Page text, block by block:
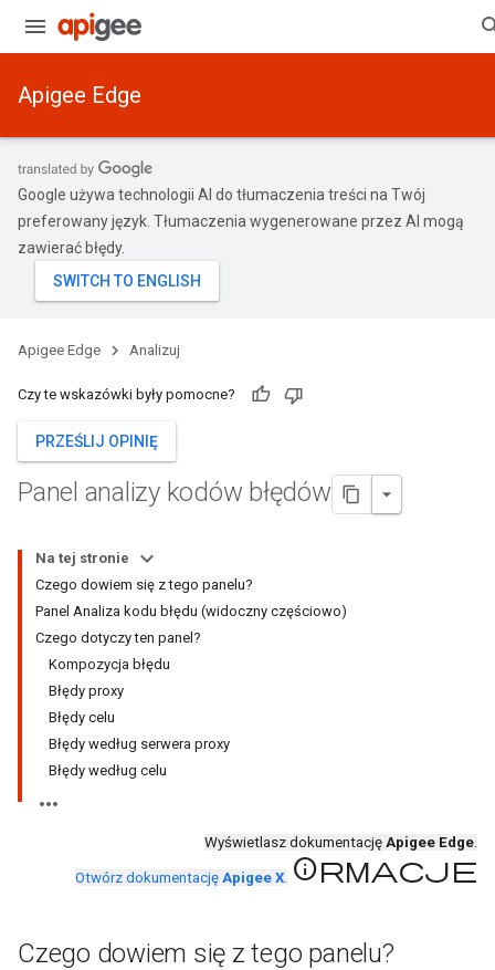
Apigee Edge
Google używa technologii AI do tłumaczenia treści na Twój
preferowany język. Tłumaczenia wygenerowane przez AI mogą
zawierać błędy.
Apigee Edge Analizuj
Czy te wskazówki były pomocne?
PRZEŚLIJ OPINIĘ
Panel analizy kodów błędów
Na tej stronie
Czego dowiem się z tego panelu?
Panel Analiza kodu błędu (widoczny częściowo)
Czego dotyczy ten panel?
Kompozycja błędu
Błędy proxy
Błędy celu
Błędy według serwera proxy
Błędy według celu
Wyświetlasz dokumentację Apigee Edge.
Otwórz dokumentację Apigee X. Informacje
Czego dowiem się z tego panelu?